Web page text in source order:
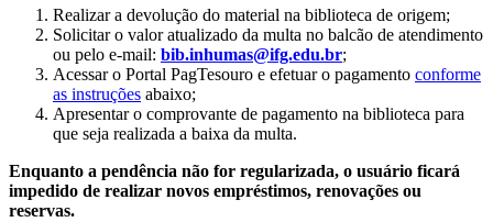
Realizar a devolução do material na biblioteca de origem;
Solicitar o valor atualizado da multa no balcão de atendimento
ou pelo e-mail: bib.inhumas@ifg.edu.br;
Acessar o Portal PagTesouro e efetuar o pagamento conforme
as instruções abaixo;
Apresentar o comprovante de pagamento na biblioteca para
que seja realizada a baixa da multa.
Enquanto a pendência não for regularizada, o usuário ficará
impedido de realizar novos empréstimos, renovações ou
reservas.